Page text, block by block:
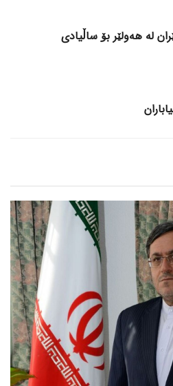
لە هەولێر بۆ ساڵیادی